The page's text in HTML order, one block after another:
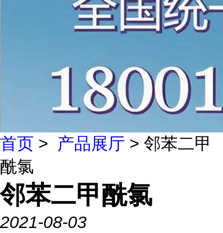
首页 > 产品展厅 > 邻苯二甲
酰氯
邻苯二甲酰氯
2021-08-03